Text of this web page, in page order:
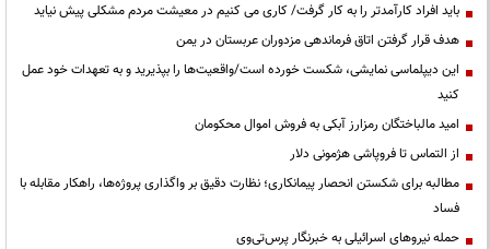
باید افراد کارآمدتر را به کار گرفت/ کاری می کنیم در معیشت مردم مشکلی پیش نیاید
هدف قرار گرفتن اتاق‌ فرماندهی مزدوران عربستان در یمن
این دیپلماسی نمایشی، شکست خورده است/واقعیت‌ها را بپذیرید و به تعهدات خود عمل
کنید
امید مالباختگان رمزارز آبکی به فروش اموال محکومان
از التماس تا فروپاشی هژمونی دلار
مطالبه برای شکستن انحصار پیمانکاری؛ نظارت دقیق بر واگذاری پروژه‌ها، راهکار مقابله با
فساد
حمله نیروهای اسرائیلی به خبرنگار پرس‌تی‌وی